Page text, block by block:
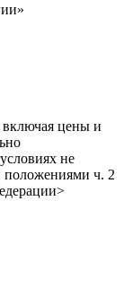
включая цены и
не
положениями ч. 2